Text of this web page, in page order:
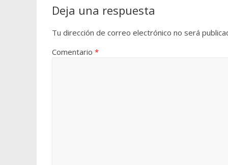
Deja una respuesta
Tu dirección de correo electrónico no será
Comentario *